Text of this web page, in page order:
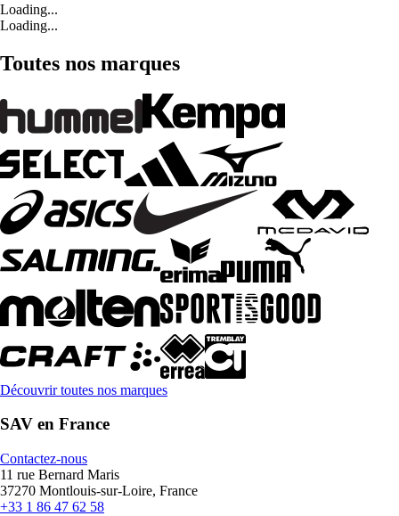
Loading...
Loading...
Toutes nos marques
Découvrir toutes nos marques
SAV en France
Contactez-nous
11 rue Bernard Maris
37270 Montlouis-sur-Loire, France
+33 1 86 47 62 58